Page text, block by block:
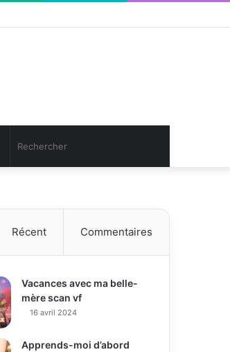
Article
Récent Commentaires
Vacances avec ma belle-
mère scan vf
16 avril 2024
Apprends-moi d’abord